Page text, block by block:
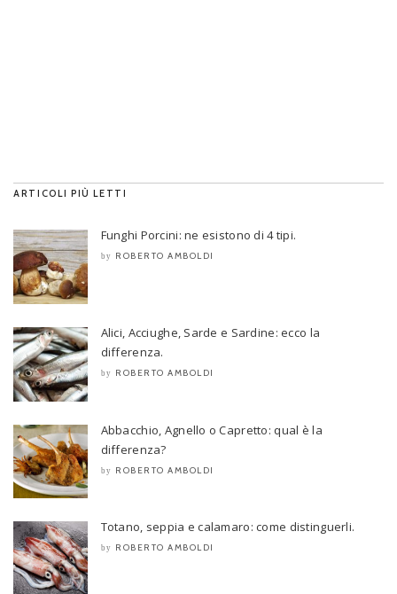
ARTICOLI PIÙ LETTI
Funghi Porcini: ne esistono di 4 tipi.
by ROBERTO AMBOLDI
Alici, Acciughe, Sarde e Sardine: ecco la
differenza.
by ROBERTO AMBOLDI
Abbacchio, Agnello o Capretto: qual è la
differenza?
by ROBERTO AMBOLDI
Totano, seppia e calamaro: come distinguerli.
by ROBERTO AMBOLDI